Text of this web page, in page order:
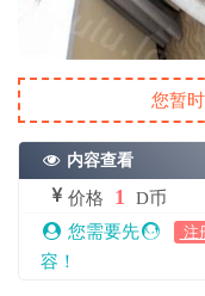
您暂
内容查看
价格 1
D币
您需要先
注
容！